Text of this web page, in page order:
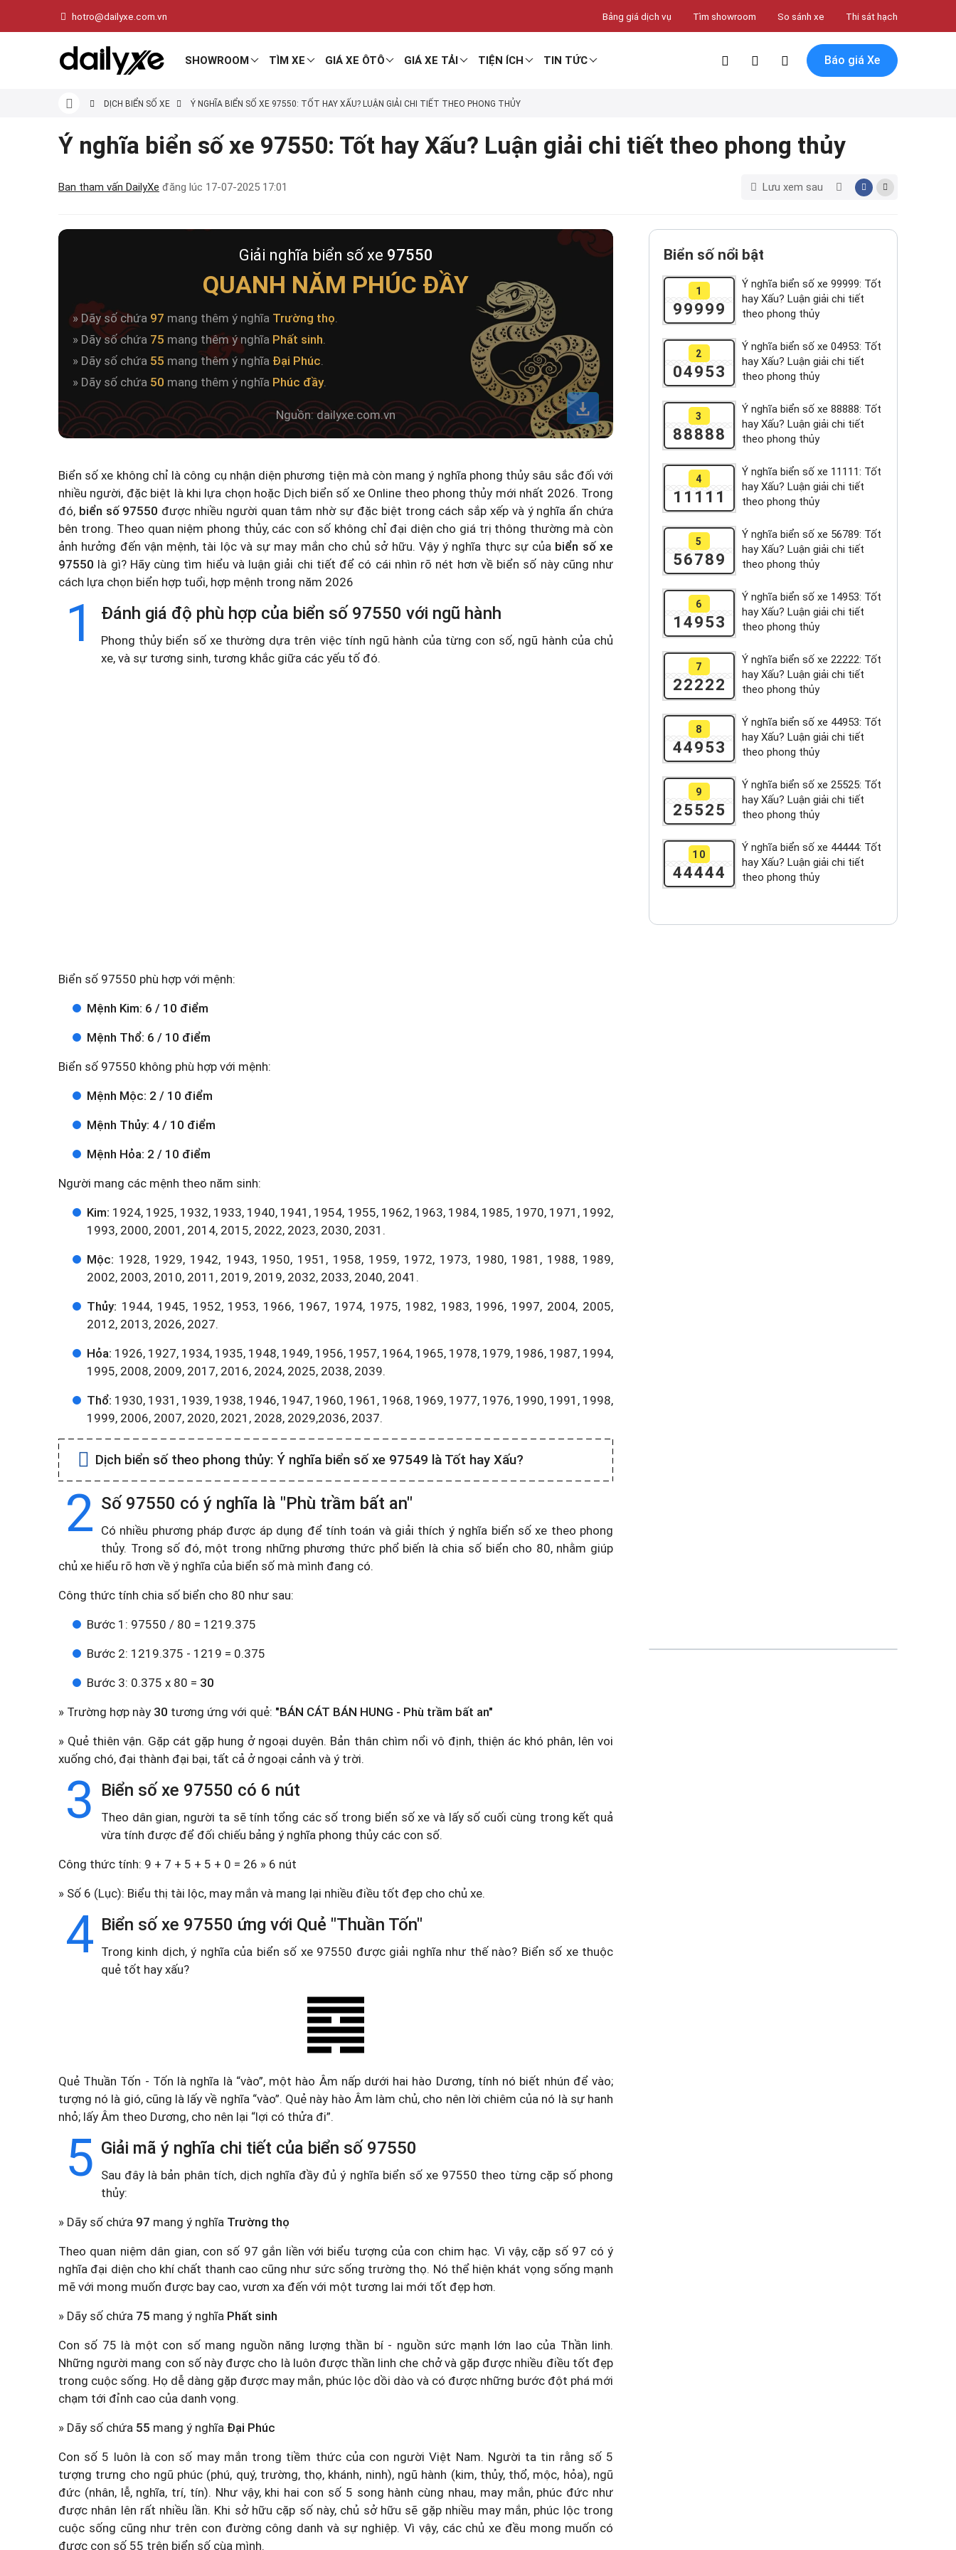
hotro@dailyxe.com.vn Bảng giá dịch vụ Tìm showroom So sánh xe Thi sát hạch
SHOWROOM TÌM XE GIÁ XE ÔTÔ GIÁ XE TẢI TIỆN ÍCH TIN TỨC Báo giá Xe
DỊCH BIỂN SỐ XE Ý NGHĨA BIỂN SỐ XE 97550: TỐT HAY XẤU? LUẬN GIẢI CHI TIẾT THEO PHONG THỦY
Ý nghĩa biển số xe 97550: Tốt hay Xấu? Luận giải chi tiết theo phong thủy
Ban tham vấn DailyXe đăng lúc 17-07-2025 17:01 Lưu xem sau
Giải nghĩa biển số xe 97550
QUANH NĂM PHÚC ĐẦY
» Dãy số chứa 97 mang thêm ý nghĩa Trường thọ.
» Dãy số chứa 75 mang thêm ý nghĩa Phất sinh.
» Dãy số chứa 55 mang thêm ý nghĩa Đại Phúc.
» Dãy số chứa 50 mang thêm ý nghĩa Phúc đầy.
Nguồn: dailyxe.com.vn
Biển số xe không chỉ là công cụ nhận diện phương tiện mà còn mang ý nghĩa phong thủy sâu sắc đối với
nhiều người, đặc biệt là khi lựa chọn hoặc Dịch biển số xe Online theo phong thủy mới nhất 2026. Trong
đó, biển số 97550 được nhiều người quan tâm nhờ sự đặc biệt trong cách sắp xếp và ý nghĩa ẩn chứa
bên trong. Theo quan niệm phong thủy, các con số không chỉ đại diện cho giá trị thông thường mà còn
ảnh hưởng đến vận mệnh, tài lộc và sự may mắn cho chủ sở hữu. Vậy ý nghĩa thực sự của biển số xe
97550 là gì? Hãy cùng tìm hiểu và luận giải chi tiết để có cái nhìn rõ nét hơn về biển số này cũng như
cách lựa chọn biển hợp tuổi, hợp mệnh trong năm 2026
1 Đánh giá độ phù hợp của biển số 97550 với ngũ hành
Phong thủy biển số xe thường dựa trên việc tính ngũ hành của từng con số, ngũ hành của chủ
xe, và sự tương sinh, tương khắc giữa các yếu tố đó.
Biển số 97550 phù hợp với mệnh:
Mệnh Kim: 6 / 10 điểm
Mệnh Thổ: 6 / 10 điểm
Biển số 97550 không phù hợp với mệnh:
Mệnh Mộc: 2 / 10 điểm
Mệnh Thủy: 4 / 10 điểm
Mệnh Hỏa: 2 / 10 điểm
Người mang các mệnh theo năm sinh:
Kim: 1924, 1925, 1932, 1933, 1940, 1941, 1954, 1955, 1962, 1963, 1984, 1985, 1970, 1971, 1992,
1993, 2000, 2001, 2014, 2015, 2022, 2023, 2030, 2031.
Mộc: 1928, 1929, 1942, 1943, 1950, 1951, 1958, 1959, 1972, 1973, 1980, 1981, 1988, 1989,
2002, 2003, 2010, 2011, 2019, 2019, 2032, 2033, 2040, 2041.
Thủy: 1944, 1945, 1952, 1953, 1966, 1967, 1974, 1975, 1982, 1983, 1996, 1997, 2004, 2005,
2012, 2013, 2026, 2027.
Hỏa: 1926, 1927, 1934, 1935, 1948, 1949, 1956, 1957, 1964, 1965, 1978, 1979, 1986, 1987, 1994,
1995, 2008, 2009, 2017, 2016, 2024, 2025, 2038, 2039.
Thổ: 1930, 1931, 1939, 1938, 1946, 1947, 1960, 1961, 1968, 1969, 1977, 1976, 1990, 1991, 1998,
1999, 2006, 2007, 2020, 2021, 2028, 2029,2036, 2037.
Dịch biển số theo phong thủy: Ý nghĩa biển số xe 97549 là Tốt hay Xấu?
2 Số 97550 có ý nghĩa là "Phù trầm bất an"
Có nhiều phương pháp được áp dụng để tính toán và giải thích ý nghĩa biển số xe theo phong
thủy. Trong số đó, một trong những phương thức phổ biến là chia số biển cho 80, nhằm giúp
chủ xe hiểu rõ hơn về ý nghĩa của biển số mà mình đang có.
Công thức tính chia số biển cho 80 như sau:
Bước 1: 97550 / 80 = 1219.375
Bước 2: 1219.375 - 1219 = 0.375
Bước 3: 0.375 x 80 = 30
» Trường hợp này 30 tương ứng với quẻ: "BÁN CÁT BÁN HUNG - Phù trầm bất an"
» Quẻ thiên vận. Gặp cát gặp hung ở ngoại duyên. Bản thân chìm nổi vô định, thiện ác khó phân, lên voi
xuống chó, đại thành đại bại, tất cả ở ngoại cảnh và ý trời.
3 Biển số xe 97550 có 6 nút
Theo dân gian, người ta sẽ tính tổng các số trong biển số xe và lấy số cuối cùng trong kết quả
vừa tính được để đối chiếu bảng ý nghĩa phong thủy các con số.
Công thức tính: 9 + 7 + 5 + 5 + 0 = 26 » 6 nút
» Số 6 (Lục): Biểu thị tài lộc, may mắn và mang lại nhiều điều tốt đẹp cho chủ xe.
4 Biển số xe 97550 ứng với Quẻ "Thuần Tốn"
Trong kinh dịch, ý nghĩa của biển số xe 97550 được giải nghĩa như thế nào? Biển số xe thuộc
quẻ tốt hay xấu?
Quẻ Thuần Tốn - Tốn là nghĩa là “vào”, một hào Âm nấp dưới hai hào Dương, tính nó biết nhún để vào;
tượng nó là gió, cũng là lấy về nghĩa “vào”. Quẻ này hào Âm làm chủ, cho nên lời chiêm của nó là sự hanh
nhỏ; lấy Âm theo Dương, cho nên lại “lợi có thửa đi”.
5 Giải mã ý nghĩa chi tiết của biển số 97550
Sau đây là bản phân tích, dịch nghĩa đầy đủ ý nghĩa biển số xe 97550 theo từng cặp số phong
thủy:
» Dãy số chứa 97 mang ý nghĩa Trường thọ
Theo quan niệm dân gian, con số 97 gắn liền với biểu tượng của con chim hạc. Vì vậy, cặp số 97 có ý
nghĩa đại diện cho khí chất thanh cao cũng như sức sống trường thọ. Nó thể hiện khát vọng sống mạnh
mẽ với mong muốn được bay cao, vươn xa đến với một tương lai mới tốt đẹp hơn.
» Dãy số chứa 75 mang ý nghĩa Phất sinh
Con số 75 là một con số mang nguồn năng lượng thần bí - nguồn sức mạnh lớn lao của Thần linh.
Những người mang con số này được cho là luôn được thần linh che chở và gặp được nhiều điều tốt đẹp
trong cuộc sống. Họ dễ dàng gặp được may mắn, phúc lộc dồi dào và có được những bước đột phá mới
chạm tới đỉnh cao của danh vọng.
» Dãy số chứa 55 mang ý nghĩa Đại Phúc
Con số 5 luôn là con số may mắn trong tiềm thức của con người Việt Nam. Người ta tin rằng số 5
tượng trưng cho ngũ phúc (phú, quý, trường, thọ, khánh, ninh), ngũ hành (kim, thủy, thổ, mộc, hỏa), ngũ
đức (nhân, lễ, nghĩa, trí, tín). Như vậy, khi hai con số 5 song hành cùng nhau, may mắn, phúc đức như
được nhân lên rất nhiều lần. Khi sở hữu cặp số này, chủ sở hữu sẽ gặp nhiều may mắn, phúc lộc trong
cuộc sống cũng như trên con đường công danh và sự nghiệp. Vì vậy, các chủ xe đều mong muốn có
được con số 55 trên biển số cùa mình.
Biển số nổi bật
1
99999
Ý nghĩa biển số xe 99999: Tốt
hay Xấu? Luận giải chi tiết
theo phong thủy
2
04953
Ý nghĩa biển số xe 04953: Tốt
hay Xấu? Luận giải chi tiết
theo phong thủy
3
88888
Ý nghĩa biển số xe 88888: Tốt
hay Xấu? Luận giải chi tiết
theo phong thủy
4
11111
Ý nghĩa biển số xe 11111: Tốt
hay Xấu? Luận giải chi tiết
theo phong thủy
5
56789
Ý nghĩa biển số xe 56789: Tốt
hay Xấu? Luận giải chi tiết
theo phong thủy
6
14953
Ý nghĩa biển số xe 14953: Tốt
hay Xấu? Luận giải chi tiết
theo phong thủy
7
22222
Ý nghĩa biển số xe 22222: Tốt
hay Xấu? Luận giải chi tiết
theo phong thủy
8
44953
Ý nghĩa biển số xe 44953: Tốt
hay Xấu? Luận giải chi tiết
theo phong thủy
9
25525
Ý nghĩa biển số xe 25525: Tốt
hay Xấu? Luận giải chi tiết
theo phong thủy
10
44444
Ý nghĩa biển số xe 44444: Tốt
hay Xấu? Luận giải chi tiết
theo phong thủy